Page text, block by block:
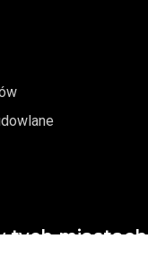
tych miastach